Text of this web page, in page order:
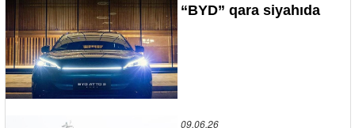
“BYD” qara siyahıda
09.06.26